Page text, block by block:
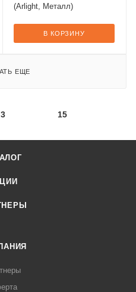
(Arlight, Металл)
В КОРЗИНУ
ЕЩЕ
3 15